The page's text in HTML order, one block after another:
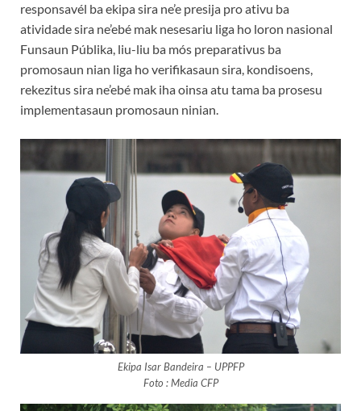
responsavél ba ekipa sira ne’e presija pro ativu ba
atividade sira ne’ebé mak nesesariu liga ho loron nasional
Funsaun Públika, liu-liu ba mós preparativus ba
promosaun nian liga ho verifikasaun sira, kondisoens,
rekezitus sira ne’ebé mak iha oinsa atu tama ba prosesu
implementasaun promosaun ninian.
Ekipa Isar Bandeira – UPPFP
Foto : Media CFP